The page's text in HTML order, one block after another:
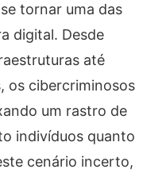
tornar uma das
digital. Desde
até
os cibercriminosos
um rastro de
indivíduos quanto
cenário incerto,